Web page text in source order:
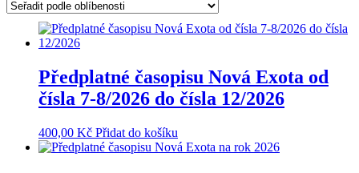
Předplatné časopisu Nová Exota od
čísla 7-8/2026 do čísla 12/2026
400,00 Kč Přidat do košíku